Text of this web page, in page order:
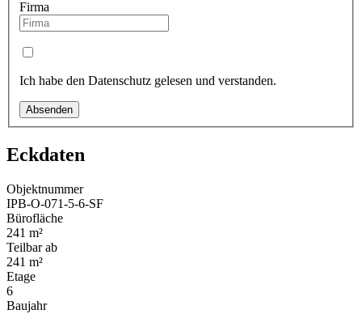
Firma
Ich habe den Datenschutz gelesen und verstanden.
Absenden
Eckdaten
Objektnummer
IPB-O-071-5-6-SF
Bürofläche
241 m²
Teilbar ab
241 m²
Etage
6
Baujahr